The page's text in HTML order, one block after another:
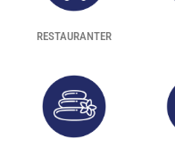
RESTAURANTER